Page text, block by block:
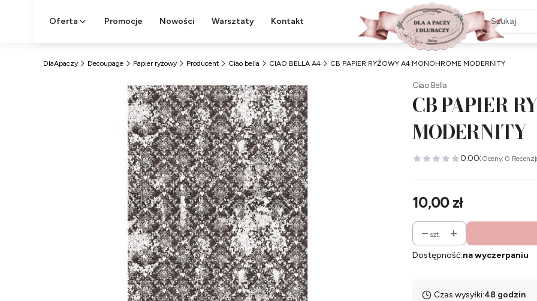
Oferta Promocje Nowości Warsztaty Kontakt
DlaApaczy Decoupage Papier ryżowy Producent Ciao bella CIAO BELLA A4 CB PAPIER RYŻOWY A4 MONOHROME MODERNITY
Ciao Bella
CB PAPIER
MODERNITY
0.00(Oceny: 0
Cena
10,00 zł
szt.
Dostępność:na wyczerpaniu
Czas wysyłki:48 godzin